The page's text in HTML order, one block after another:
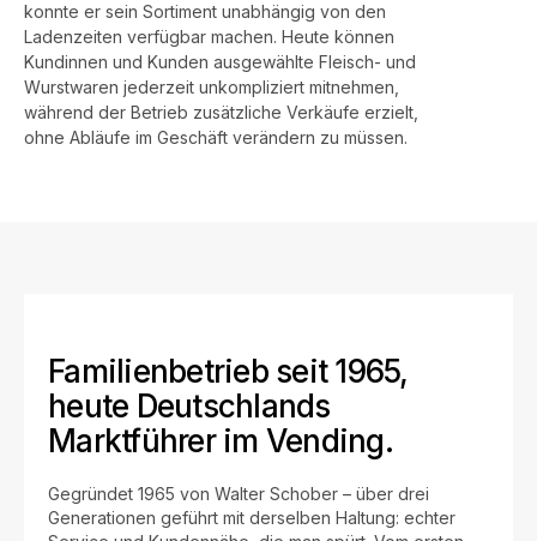
konnte er sein Sortiment unabhängig von den
Ladenzeiten verfügbar machen. Heute können
Kundinnen und Kunden ausgewählte Fleisch- und
Wurstwaren jederzeit unkompliziert mitnehmen,
während der Betrieb zusätzliche Verkäufe erzielt,
ohne Abläufe im Geschäft verändern zu müssen.
Familienbetrieb seit 1965,
heute Deutschlands
Marktführer im Vending.
Gegründet 1965 von Walter Schober – über drei
Generationen geführt mit derselben Haltung: echter